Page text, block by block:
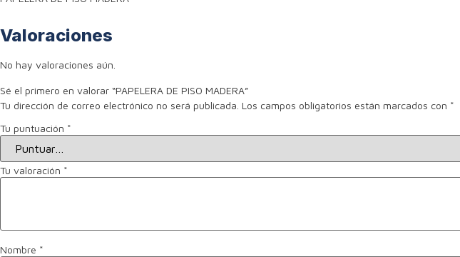
Valoraciones
No hay valoraciones aún.
Sé el primero en valorar “PAPELERA DE PISO MADERA”
Tu dirección de correo electrónico no será publicada. Los campos obligatorios están marcados con *
Tu puntuación *
Tu valoración *
Nombre *